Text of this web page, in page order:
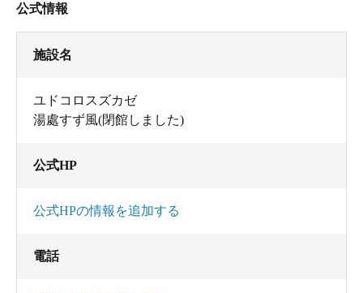
公式情報
施設名
ユドコロスズカゼ
湯處すず風(閉館しました)
公式HP
公式HPの情報を追加する
電話